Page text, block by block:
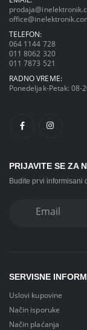
TELEFON:
064 1144 728
011 8062 320
011 7873 521
RADNO VREME:
Ponedeljak-Petak: 08-
PRIJAVITE SE ZA
Budite prvi informisani
SERVISNE
Uslovi kupovine
Način isporuke
Način plaćanja